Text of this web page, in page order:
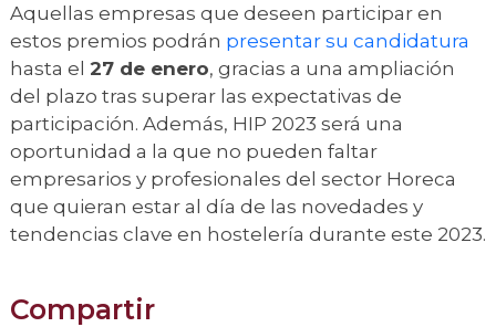
Aquellas empresas que deseen participar en
estos premios podrán presentar su candidatura
hasta el 27 de enero, gracias a una ampliación
del plazo tras superar las expectativas de
participación. Además, HIP 2023 será una
oportunidad a la que no pueden faltar
empresarios y profesionales del sector Horeca
que quieran estar al día de las novedades y
tendencias clave en hostelería durante este 2023.
Compartir